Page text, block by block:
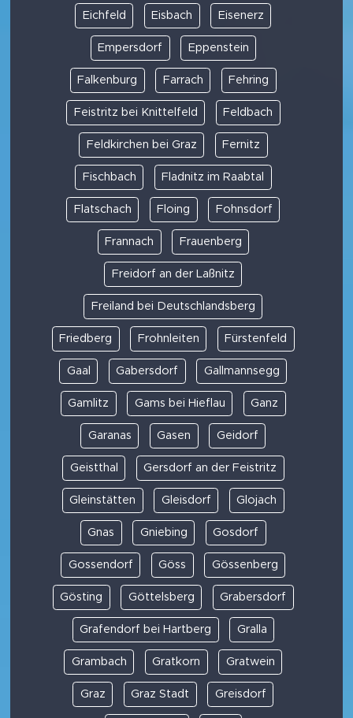
Eichfeld Eisbach Eisenerz
Empersdorf Eppenstein
Falkenburg Farrach Fehring
Feistritz bei Knittelfeld Feldbach
Feldkirchen bei Graz Fernitz
Fischbach Fladnitz im Raabtal
Flatschach Floing Fohnsdorf
Frannach Frauenberg
Freidorf an der Laßnitz
Freiland bei Deutschlandsberg
Friedberg Frohnleiten Fürstenfeld
Gaal Gabersdorf Gallmannsegg
Gamlitz Gams bei Hieflau Ganz
Garanas Gasen Geidorf
Geistthal Gersdorf an der Feistritz
Gleinstätten Gleisdorf Glojach
Gnas Gniebing Gosdorf
Gossendorf Göss Gössenberg
Gösting Göttelsberg Grabersdorf
Grafendorf bei Hartberg Gralla
Grambach Gratkorn Gratwein
Graz Graz Stadt Greisdorf